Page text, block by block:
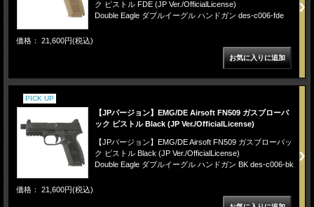
ク ピストル FDE (JP Ver./OfficialLicense)
Double Eagle ダブルイーグル ハンドガン des-c006-fde
価格： 21,600円(税込)
PICK UP
【JPバージョン】EMG/DE Airsoft FN509 ガスブローバ
ック ピストル Black (JP Ver./OfficialLicense)
【JPバージョン】EMG/DE Airsoft FN509 ガスブローバッ
ク ピストル Black (JP Ver./OfficialLicense)
Double Eagle ダブルイーグル ハンドガン BK des-c006-bk
価格： 21,600円(税込)